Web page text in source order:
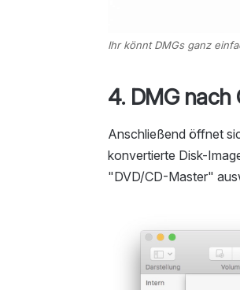
Ihr könnt DMGs ganz
4. DMG nach
Anschließend öffnet
konvertierte Disk-
"DVD/CD-Master"